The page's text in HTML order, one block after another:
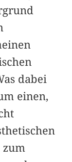
dabei
einen,